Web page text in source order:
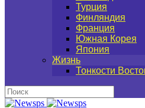
Турция
Финляндия
Франция
Южная Корея
Япония
Жизнь
Тонкости